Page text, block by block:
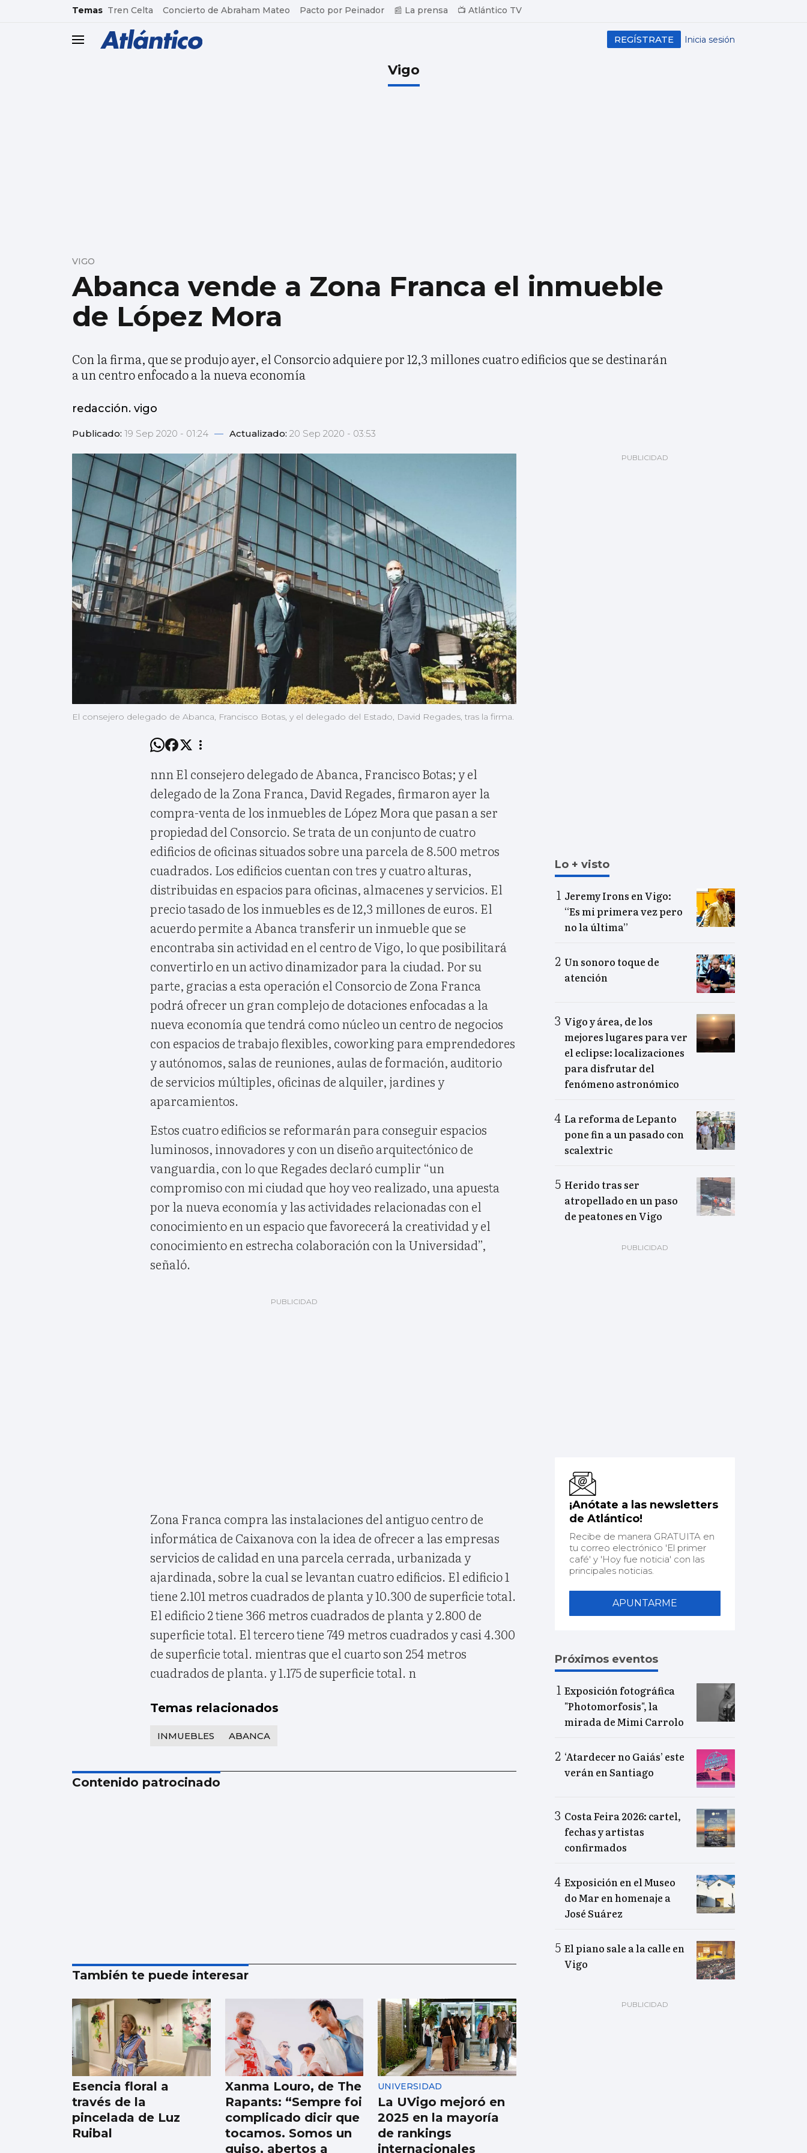
common.go-to-content
Temas Tren Celta Concierto de Abraham Mateo Pacto por Peinador 📰 La prensa 📺 Atlántico TV
header.menu.open Inicia sesión
REGÍSTRATE
Vigo
Abanca vende a Zona Franca el inmueble
de López Mora
VIGO
Con la firma, que se produjo ayer, el Consorcio adquiere por 12,3 millones cuatro edificios que se destinarán
a un centro enfocado a la nueva economía
redacción. vigo
Publicado: 19 Sep 2020 - 01:24 — Actualizado: 20 Sep 2020 - 03:53
El consejero delegado de Abanca, Francisco Botas, y el delegado del Estado, David Regades, tras la firma.
nnn El consejero delegado de Abanca, Francisco Botas; y el
delegado de la Zona Franca, David Regades, firmaron ayer la
compra-venta de los inmuebles de López Mora que pasan a ser
propiedad del Consorcio. Se trata de un conjunto de cuatro
edificios de oficinas situados sobre una parcela de 8.500 metros
cuadrados. Los edificios cuentan con tres y cuatro alturas,
distribuidas en espacios para oficinas, almacenes y servicios. El
precio tasado de los inmuebles es de 12,3 millones de euros. El
acuerdo permite a Abanca transferir un inmueble que se
encontraba sin actividad en el centro de Vigo, lo que posibilitará
convertirlo en un activo dinamizador para la ciudad. Por su
parte, gracias a esta operación el Consorcio de Zona Franca
podrá ofrecer un gran complejo de dotaciones enfocadas a la
nueva economía que tendrá como núcleo un centro de negocios
con espacios de trabajo flexibles, coworking para emprendedores
y autónomos, salas de reuniones, aulas de formación, auditorio
de servicios múltiples, oficinas de alquiler, jardines y
aparcamientos.
Estos cuatro edificios se reformarán para conseguir espacios
luminosos, innovadores y con un diseño arquitectónico de
vanguardia, con lo que Regades declaró cumplir “un
compromiso con mi ciudad que hoy veo realizado, una apuesta
por la nueva economía y las actividades relacionadas con el
conocimiento en un espacio que favorecerá la creatividad y el
conocimiento en estrecha colaboración con la Universidad”,
señaló.
Zona Franca compra las instalaciones del antiguo centro de
informática de Caixanova con la idea de ofrecer a las empresas
servicios de calidad en una parcela cerrada, urbanizada y
ajardinada, sobre la cual se levantan cuatro edificios. El edificio 1
tiene 2.101 metros cuadrados de planta y 10.300 de superficie total.
El edificio 2 tiene 366 metros cuadrados de planta y 2.800 de
superficie total. El tercero tiene 749 metros cuadrados y casi 4.300
de superficie total. mientras que el cuarto son 254 metros
cuadrados de planta. y 1.175 de superficie total. n
Temas relacionados
INMUEBLES ABANCA
Contenido patrocinado
También te puede interesar
Esencia floral a
través de la
pincelada de Luz
Ruibal
Xanma Louro, de The
Rapants: “Sempre foi
complicado dicir que
tocamos. Somos un
guiso, abertos a
UNIVERSIDAD
La UVigo mejoró en
2025 en la mayoría
de rankings
internacionales
Lo + visto
Jeremy Irons en Vigo:
“Es mi primera vez pero
no la última”
Un sonoro toque de
atención
Vigo y área, de los
mejores lugares para ver
el eclipse: localizaciones
para disfrutar del
fenómeno astronómico
La reforma de Lepanto
pone fin a un pasado con
scalextric
Herido tras ser
atropellado en un paso
de peatones en Vigo
¡Anótate a las newsletters
de Atlántico!
Recibe de manera GRATUITA en
tu correo electrónico 'El primer
café' y 'Hoy fue noticia' con las
principales noticias.
APUNTARME
Próximos eventos
Exposición fotográfica
"Photomorfosis", la
mirada de Mimi Carrolo
‘Atardecer no Gaiás’ este
verán en Santiago
Costa Feira 2026: cartel,
fechas y artistas
confirmados
Exposición en el Museo
do Mar en homenaje a
José Suárez
El piano sale a la calle en
Vigo